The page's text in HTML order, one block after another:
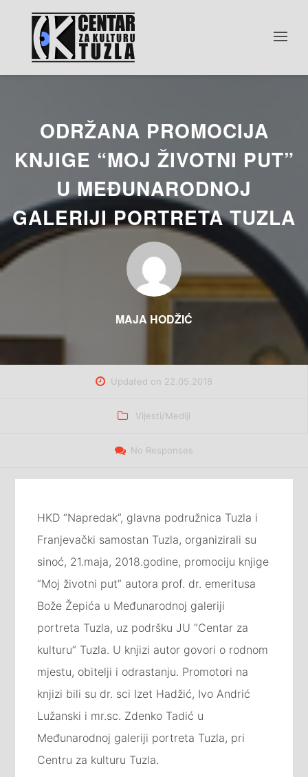
ODRŽANA PROMOCIJA
KNJIGE “MOJ ŽIVOTNI PUT”
U MEĐUNARODNOJ
GALERIJI PORTRETA TUZLA
MAJA HODŽIĆ
Updated on 22.05.2018
Categories
Vijesti/Mediji
No Responses
HKD “Napredak”, glavna podružnica Tuzla i
Franjevački samostan Tuzla, organizirali su
sinoć, 21.maja, 2018.godine, promociju knjige
“Moj životni put” autora prof. dr. emeritusa
Bože Žepića u Međunarodnoj galeriji
portreta Tuzla, uz podršku JU “Centar za
kulturu” Tuzla. U knjizi autor govori o rodnom
mjestu, obitelji i odrastanju. Promotori na
knjizi bili su dr. sci Izet Hadžić, Ivo Andrić
Lužanski i mr.sc. Zdenko Tadić u
Međunarodnoj galeriji portreta Tuzla, pri
Centru za kulturu Tuzla.